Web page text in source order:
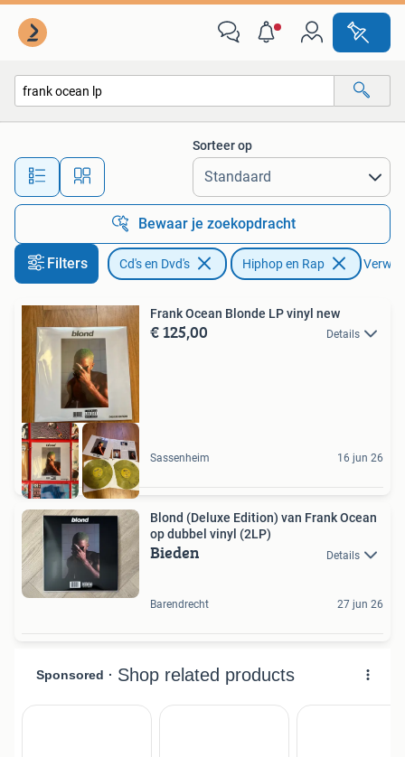
Alle afstanden…
Sorteer op
Bewaar je zoekopdracht
Filters Cd's en Dvd's Hiphop en Rap
Frank Ocean Blonde LP vinyl new
€ 125,00 Details
Sassenheim 16 jun 26
Blond (Deluxe Edition) van Frank Ocean
op dubbel vinyl (2LP)
Bieden Details
Barendrecht 27 jun 26